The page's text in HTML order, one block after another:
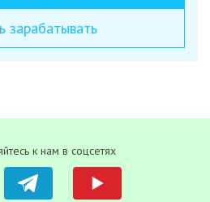
зарабатывать
к нам в соцсетях